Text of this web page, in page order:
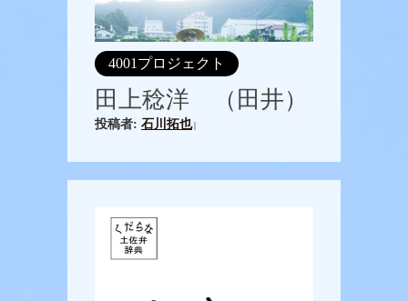
4001プロジェクト
田上稔洋 （田井）
投稿者: 石川拓也|